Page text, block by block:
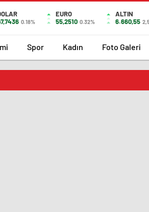
0.18%
EURO
55,2510 0.32%
ALTIN
6.660,55
Spor Kadın Foto Galeri